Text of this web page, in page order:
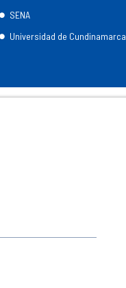
SENA
Universidad de Cundinamarca